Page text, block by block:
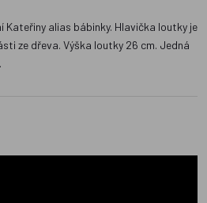
Kateřiny alias bábinky. Hlavička loutky je
ze dřeva. Výška loutky 26 cm. Jedná